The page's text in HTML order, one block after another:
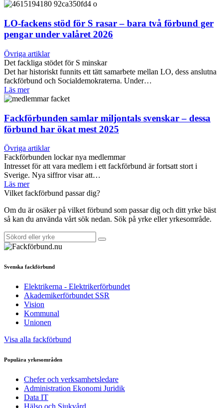
LO-fackens stöd för S rasar – bara två förbund ger
pengar under valåret 2026
Övriga artiklar
Det fackliga stödet för S minskar
Det har historiskt funnits ett tätt samarbete mellan LO, dess anslutna
fackförbund och Socialdemokraterna. Under…
Läs mer
Fackförbunden samlar miljontals svenskar – dessa
förbund har ökat mest 2025
Övriga artiklar
Fackförbunden lockar nya medlemmar
Intresset för att vara medlem i ett fackförbund är fortsatt stort i
Sverige. Nya siffror visar att…
Läs mer
Vilket fackförbund passar dig?
Om du är osäker på vilket förbund som passar dig och ditt yrke bäst
så kan du använda vårt sök nedan. Sök på yrke eller yrkesområde.
Svenska fackförbund
Elektrikerna - Elektrikerförbundet
Akademikerförbundet SSR
Vision
Kommunal
Unionen
Visa alla fackförbund
Populära yrkesområden
Chefer och verksamhetsledare
Administration Ekonomi Juridik
Data IT